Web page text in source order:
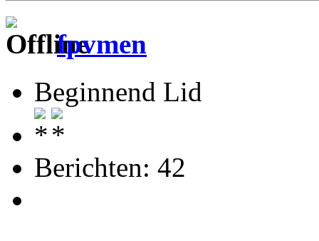
fpvmen
Beginnend Lid
Berichten: 42